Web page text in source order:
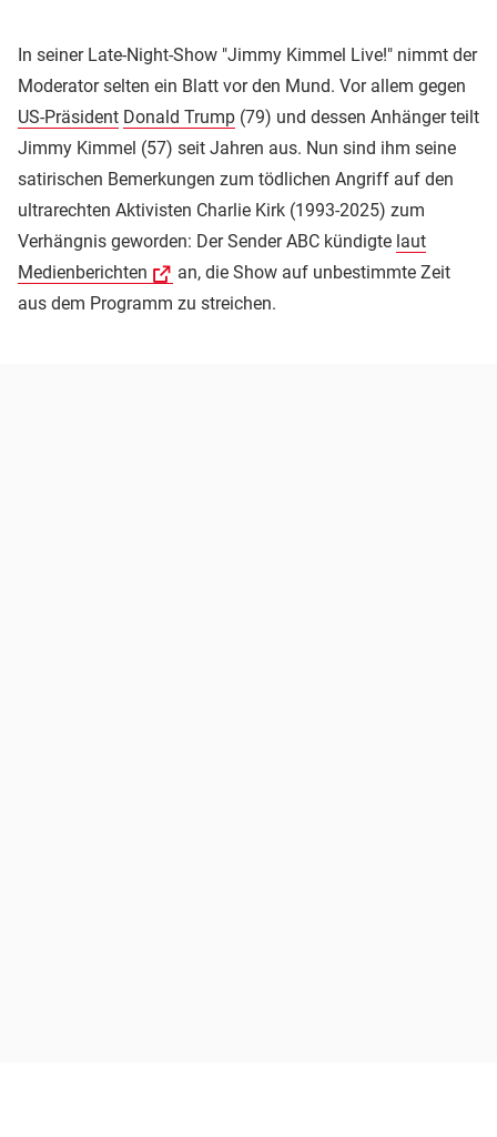
In seiner Late-Night-Show "Jimmy Kimmel Live!" nimmt der
Moderator selten ein Blatt vor den Mund. Vor allem gegen
US-Präsident Donald Trump (79) und dessen Anhänger teilt
Jimmy Kimmel (57) seit Jahren aus. Nun sind ihm seine
satirischen Bemerkungen zum tödlichen Angriff auf den
ultrarechten Aktivisten Charlie Kirk (1993-2025) zum
Verhängnis geworden: Der Sender ABC kündigte laut
Medienberichten
an, die Show auf unbestimmte Zeit
aus dem Programm zu streichen.